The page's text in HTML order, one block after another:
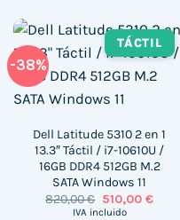
-38%
TÁCTIL
Dell Latitude 5310 2 en 1
13.3″ Táctil / i7-10610U /
16GB DDR4 512GB M.2
SATA Windows 11
820,00€ El
precio
510,00 €El
IVA incluido